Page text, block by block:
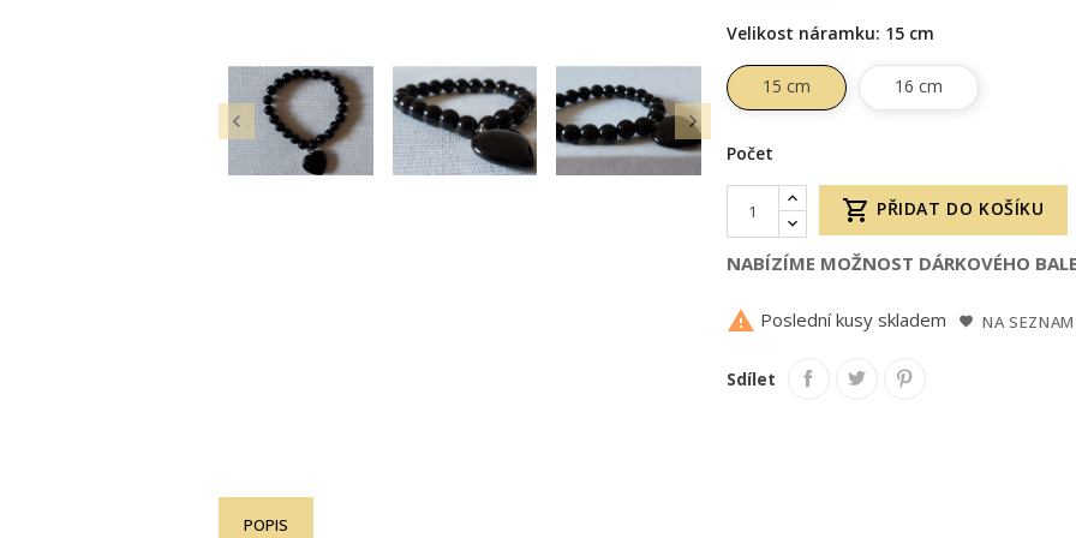
 
Velikost náramku: 15 cm
15 cm 16 cm
Počet
 PŘIDAT DO KOŠÍKU
NABÍZÍME MOŽNOST DÁRKOVÉHO
 Poslední kusy skladem NA
Sdílet
POPIS